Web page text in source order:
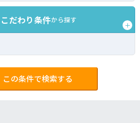
こだわり条件から探す
この条件で検索する